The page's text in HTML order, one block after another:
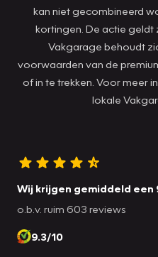
kan niet gecombineerd
kortingen. De actie geldt
Vakgarage behoudt
voorwaarden van de
of in te trekken. Voor meer
lokale
Wij krijgen gemiddeld een
o.b.v. ruim 603 reviews
9.3/10